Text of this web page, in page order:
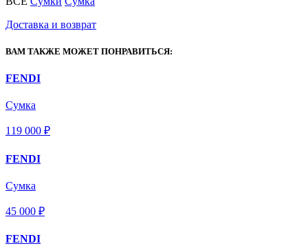
Доставка и возврат
ВАМ ТАКЖЕ МОЖЕТ ПОНРАВИТЬСЯ:
FENDI
Сумка
119 000 ₽
FENDI
Сумка
45 000 ₽
FENDI